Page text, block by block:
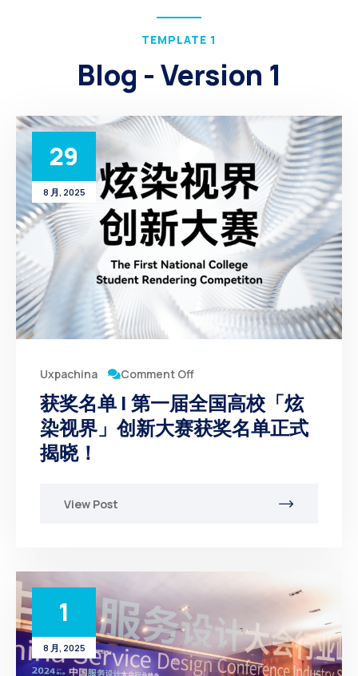
TEMPLATE 1
Blog - Version 1
29
8 月, 2025
Uxpachina Comment Off
获奖名单 | 第一届全国高校「炫
染视界」创新大赛获奖名单正式
揭晓！
View Post
1
8 月, 2025